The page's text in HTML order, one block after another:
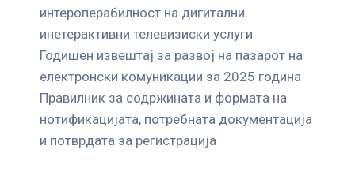
интероперабилност на дигитални
инетерактивни телевизиски услуги
Годишен извештај за развој на пазарот на
електронски комуникации за 2025 година
Правилник за содржината и формата на
нотификацијата, потребната документација
и потврдата за регистрација